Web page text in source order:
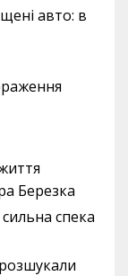
авто: в
Березка
спека